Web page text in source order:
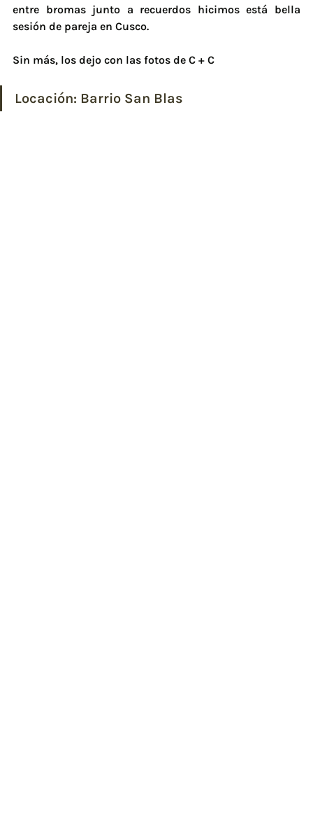
entre bromas junto a recuerdos hicimos está bella
sesión de pareja en Cusco.
Sin más, los dejo con las fotos de C + C
Locación: Barrio San Blas